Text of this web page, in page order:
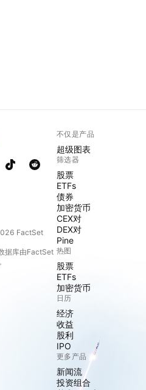
FactSet
据库由FactSet
不仅是产品
超级图表
筛选器
股票
ETFs
债券
加密货币
CEX对
DEX对
Pine
热图
股票
ETFs
加密货币
日历
经济
收益
股利
IPO
更多产品
新闻流
投资组合